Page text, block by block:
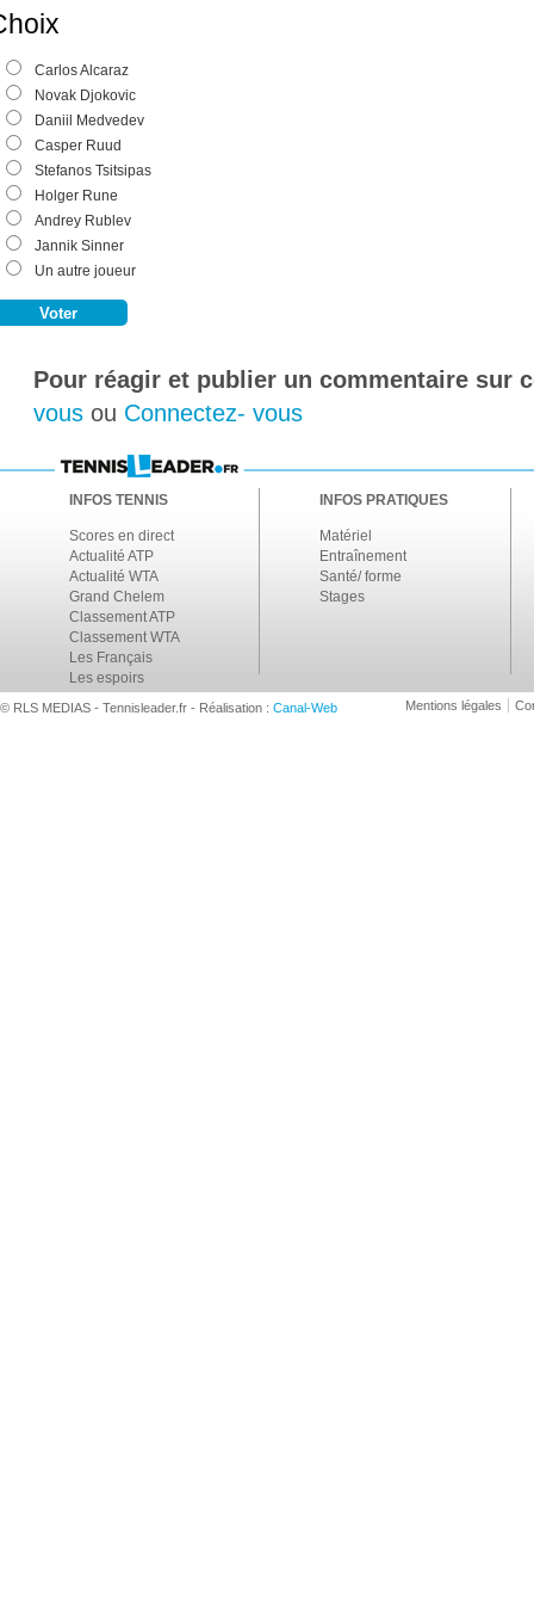
Carlos Alcaraz
Novak Djokovic
Daniil Medvedev
Casper Ruud
Stefanos Tsitsipas
Holger Rune
Andrey Rublev
Jannik Sinner
Un autre joueur
Pour réagir et publier un commentaire sur
vous ou Connectez- vous
INFOS TENNIS
Scores en direct
Actualité ATP
Actualité WTA
Grand Chelem
Classement ATP
Classement WTA
Les Français
Les espoirs
INFOS PRATIQUES
Matériel
Entraînement
Santé/ forme
Stages
© RLS MEDIAS - Tennisleader.fr - Réalisation : Canal-Web Mentions légales